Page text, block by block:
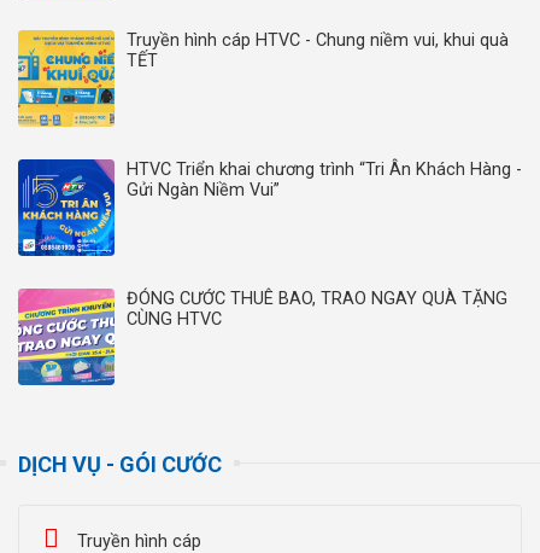
Truyền hình cáp HTVC - Chung niềm vui, khui quà
TẾT
HTVC Triển khai chương trình “Tri Ân Khách Hàng -
Gửi Ngàn Niềm Vui”
ĐÓNG CƯỚC THUÊ BAO, TRAO NGAY QUÀ TẶNG
CÙNG HTVC
DỊCH VỤ - GÓI CƯỚC
Truyền hình cáp